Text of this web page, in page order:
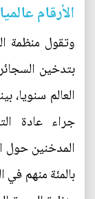
الأرقام عالميا
وتقول منظمة
العالم
جراء عادة
بالمئة منهم